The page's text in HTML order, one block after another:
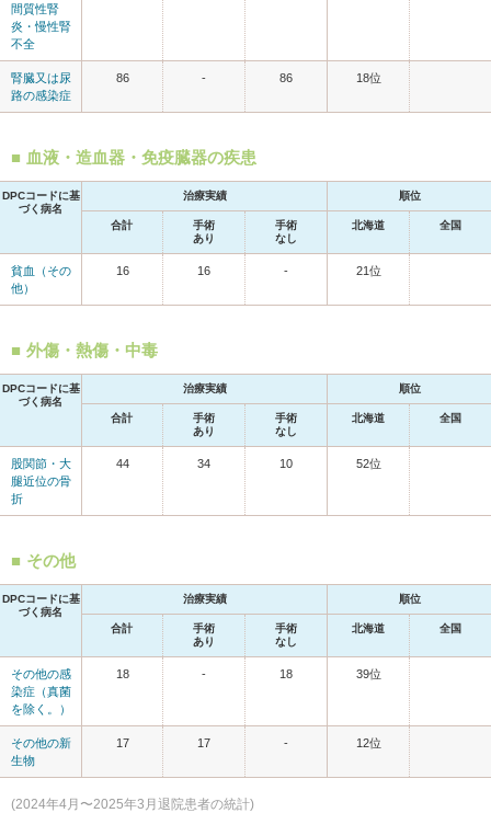
間質性腎
炎・慢性腎
不全
腎臓又は尿
路の感染症
86 - 86 18位
血液・造血器・免疫臓器の疾患
DPCコードに基
づく病名
治療実績 順位
合計
手術
あり
手術
なし
北海道 全国
貧血（その
他）
16 16 - 21位
外傷・熱傷・中毒
DPCコードに基
づく病名
治療実績 順位
合計
手術
あり
手術
なし
北海道 全国
股関節・大
腿近位の骨
折
44 34 10 52位
その他
DPCコードに基
づく病名
治療実績 順位
合計
手術
あり
手術
なし
北海道 全国
その他の感
染症（真菌
を除く。）
18 - 18 39位
その他の新
生物
17 17 - 12位
(2024年4月〜2025年3月退院患者の統計)